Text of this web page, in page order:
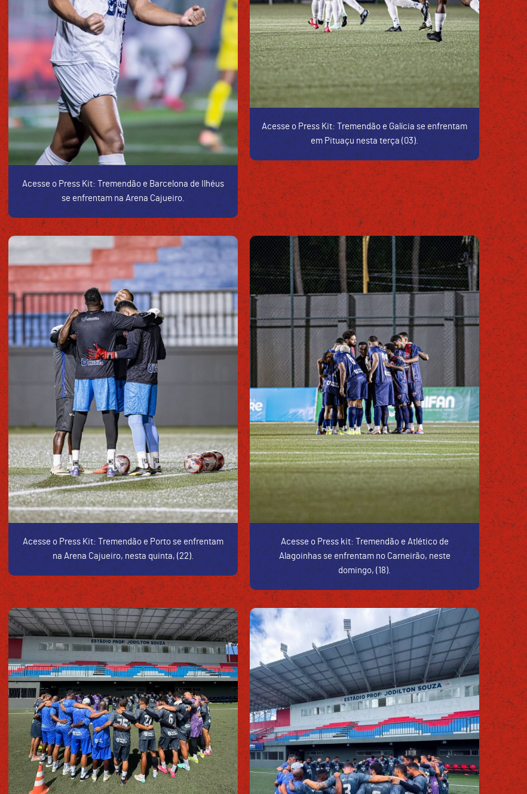
Acesse o Press Kit: Tremendão e Barcelona de Ilhéus
se enfrentam na Arena Cajueiro.
Acesse o Press Kit: Tremendão e Galícia se enfrentam
em Pituaçu nesta terça (03).
Acesse o Press Kit: Tremendão e Porto se enfrentam
na Arena Cajueiro, nesta quinta, (22).
Acesse o Press kit: Tremendão e Atlético de
Alagoinhas se enfrentam no Carneirão, neste
domingo, (18).